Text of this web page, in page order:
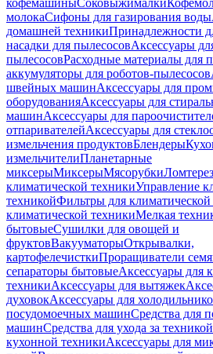
кофемашиныСоковыжималки
молокаСифоны для газирования воды
домашней техникиПринадлежности
насадки для пылесосовАксессуары
пылесосовРасходные материалы для
аккумуляторы для роботов-пылесосов
швейных машинАксессуары для
оборудованияАксессуары для
машинАксессуары для
отпаривателейАксессуары для
измельчения продуктовБлендеры
измельчителиПланетарные
миксерыМиксерыМясорубки
климатической техникиУправление
техникойФильтры для климатической
климатической техникиМелкая
бытовыеСушилки для овощей и
фруктовВакууматорыОткрывалки,
картофелечисткиПроращиватели
сепараторы бытовыеАксессуары для
техникиАксессуары для вытяжек
духовокАксессуары для
посудомоечных машинСредства для
машинСредства для ухода за техникой
кухонной техникиАксессуары для